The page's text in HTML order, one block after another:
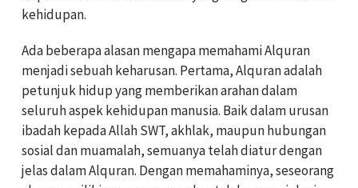
kehidupan.
Ada beberapa alasan mengapa memahami Alquran
menjadi sebuah keharusan. Pertama, Alquran adalah
petunjuk hidup yang memberikan arahan dalam
seluruh aspek kehidupan manusia. Baik dalam urusan
ibadah kepada Allah SWT, akhlak, maupun hubungan
sosial dan muamalah, semuanya telah diatur dengan
jelas dalam Alquran. Dengan memahaminya, seseorang